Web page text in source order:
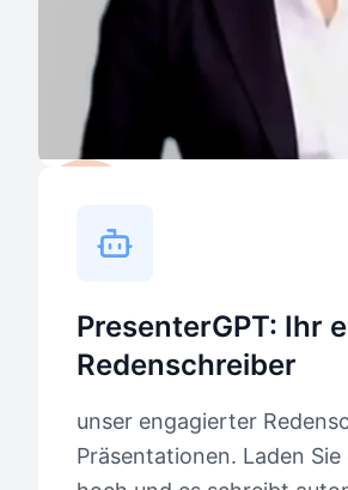
PresenterGPT: Ihr
Redenschreiber
unser engagierter
Präsentationen. Laden